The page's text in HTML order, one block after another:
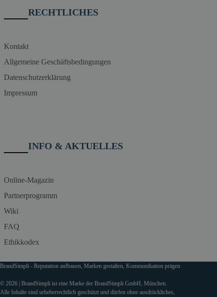
RECHTLICHES
Kontakt
Allgemeine Geschäftsbedingungen
Datenschutzerklärung
Impressum
INFO & AKTUELLES
Online-Magazin
Partnerprogramm
Wiki
FAQ
Ethikkodex
BrandSimpli - Reputation aufbauen, Marken gestalten, Kommunikation prägen
© 2026 | BrandSimpli ist eine Marke der BrandSimpli GmbH, München.
Alle Inhalte sind urheberrechtlich geschützt und dürfen ohne ausdrückliches,